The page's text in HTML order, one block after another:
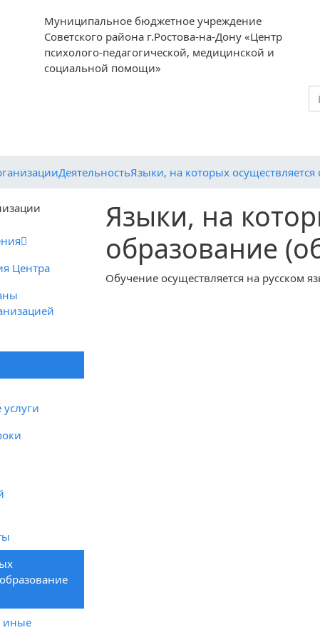
Муниципальное бюджетное учреждение
Советского района г.Ростова-на-Дону «Центр
психолого-педагогической, медицинской и
социальной помощи»
ДеятельностьЯзыки, на которых
Центра
иные
Языки, на
образование
Обучение осуществляется на русском